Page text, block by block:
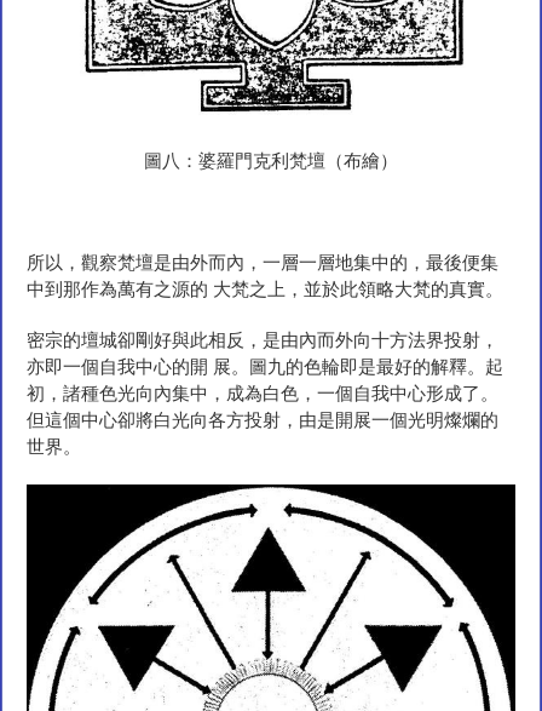
圖八：婆羅門克利梵壇（布繪）
所以，觀察梵壇是由外而內，一層一層地集中的，最後便集
中到那作為萬有之源的 大梵之上，並於此領略大梵的真實。
密宗的壇城卻剛好與此相反，是由內而外向十方法界投射，
亦即一個自我中心的開 展。圖九的色輪即是最好的解釋。起
初，諸種色光向內集中，成為白色，一個自我中心形成了。
但這個中心卻將白光向各方投射，由是開展一個光明燦爛的
世界。